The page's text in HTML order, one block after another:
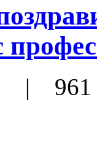
| 961